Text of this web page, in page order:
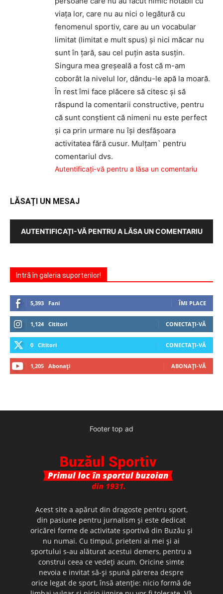
viaţa lor, care nu au nici o legătură cu
fenomenul sportiv, care au un vocabular
limitat (limitat e mult spus) şi nici măcar nu
sunt în ţară, sau cel puţin asta susţin.
Singura mea greşeală a fost că m-am
coborât la nivelul lor, dându-le apă la moară.
În rest îmi face plăcere să citesc şi să
răspund la comentarii constructive, pentru
că sunt conştient că nimeni nu este perfect
şi ca prin urmare nu îşi desfăşoara
activitatea fără cusur. Mulţam` pentru
comentariul dvs.
Autentificați-vă pentru a lăsa un comentariu
LĂSAȚI UN MESAJ
AUTENTIFICAȚI-VĂ PENTRU A LĂSA UN COMENTARIU
Intră în galeria suporterilor!
5,393 Fani ÎMI PLACE
1,124 Cititori CONECTAȚI-VĂ
0 Cititori CONECTAȚI-VĂ
1,205 Abonați ABONAȚI-VĂ
Footer top ad
Acest site a apărut din dragoste pentru sport,
din pasiune pentru jurnalism şi este dedicat
oricărei forme de activitate sportivă din Buzău şi
nu numai. Cu timpul, prieteni ai mei şi ai
sportului s-au alăturat acestui demers, pentru a
construi ceea ce vedeţi acum. Oricine simte
nevoia e invitat să-şi spună părerea despre
orice legat de sport, însă atenţie: nicio formă de